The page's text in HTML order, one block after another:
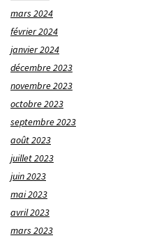
mars 2024
février 2024
janvier 2024
décembre 2023
novembre 2023
octobre 2023
septembre 2023
août 2023
juillet 2023
juin 2023
mai 2023
avril 2023
mars 2023